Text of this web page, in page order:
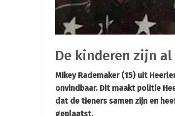
De kinderen zijn
Mikey Rademaker (15) uit
onvindbaar. Dit maakt politie
dat de tieners samen zijn en
geplaatst.